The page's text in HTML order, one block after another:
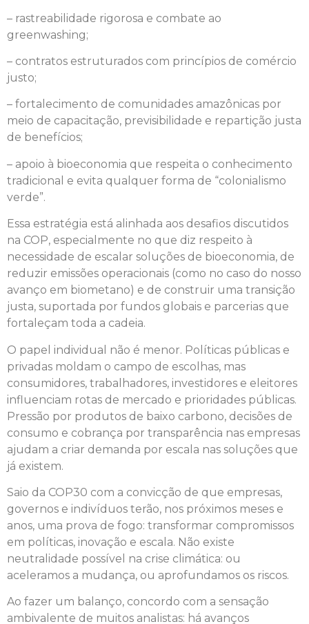
– rastreabilidade rigorosa e combate ao
greenwashing;
– contratos estruturados com princípios de comércio
justo;
– fortalecimento de comunidades amazônicas por
meio de capacitação, previsibilidade e repartição justa
de benefícios;
– apoio à bioeconomia que respeita o conhecimento
tradicional e evita qualquer forma de “colonialismo
verde”.
Essa estratégia está alinhada aos desafios discutidos
na COP, especialmente no que diz respeito à
necessidade de escalar soluções de bioeconomia, de
reduzir emissões operacionais (como no caso do nosso
avanço em biometano) e de construir uma transição
justa, suportada por fundos globais e parcerias que
fortaleçam toda a cadeia.
O papel individual não é menor. Políticas públicas e
privadas moldam o campo de escolhas, mas
consumidores, trabalhadores, investidores e eleitores
influenciam rotas de mercado e prioridades públicas.
Pressão por produtos de baixo carbono, decisões de
consumo e cobrança por transparência nas empresas
ajudam a criar demanda por escala nas soluções que
já existem.
Saio da COP30 com a convicção de que empresas,
governos e indivíduos terão, nos próximos meses e
anos, uma prova de fogo: transformar compromissos
em políticas, inovação e escala. Não existe
neutralidade possível na crise climática: ou
aceleramos a mudança, ou aprofundamos os riscos.
Ao fazer um balanço, concordo com a sensação
ambivalente de muitos analistas: há avanços